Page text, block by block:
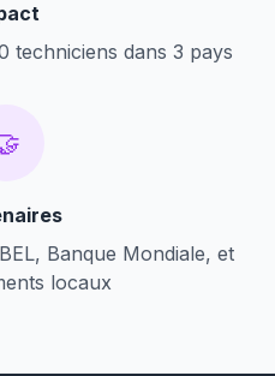
techniciens dans 3 pays
Banque Mondiale, et
locaux